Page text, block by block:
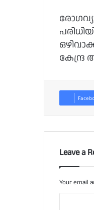
കേന്ദ്ര
Leave a
Your email